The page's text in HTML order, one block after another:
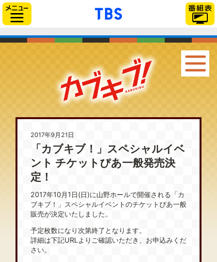
「TBSテレビ」トップ
2017年9月21日
「カブキブ！」スペシャルイベ
ント チケットぴあ一般発売決
定！
2017年10月1日(日)に山野ホールで開催される「カ
ブキブ！」スペシャルイベントのチケットぴあ一般
販売が決定いたしました。
予定枚数になり次第終了となります。
詳細は下記URLよりご確認いただき、お申込みくだ
さい。